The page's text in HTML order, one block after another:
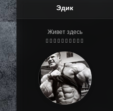
Эдик
Живет здесь